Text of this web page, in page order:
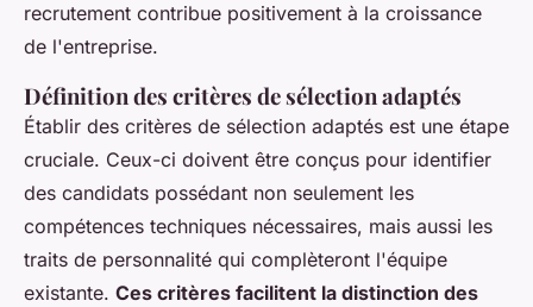
recrutement contribue positivement à la croissance
de l'entreprise.
Définition des critères de sélection adaptés
Établir des critères de sélection adaptés est une étape
cruciale. Ceux-ci doivent être conçus pour identifier
des candidats possédant non seulement les
compétences techniques nécessaires, mais aussi les
traits de personnalité qui complèteront l'équipe
existante. Ces critères facilitent la distinction des